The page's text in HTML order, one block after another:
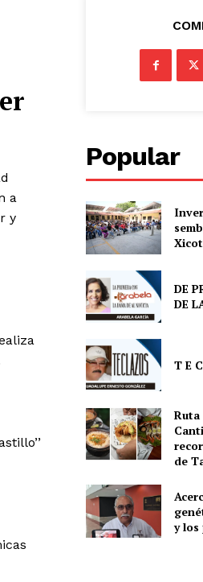
a
y
Popular
DE
DE
T E
Ruta
de
y los